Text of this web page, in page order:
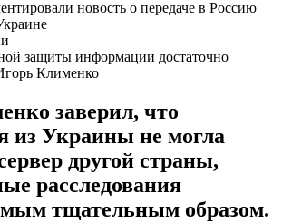
защиты информации достаточно
Клименко
заверил, что
из Украины не могла
другой страны,
расследования
тщательным образом.